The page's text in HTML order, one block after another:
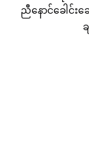
ညီနောင်ခေါင်း